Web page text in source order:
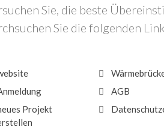
Sie, die beste
Sie die folgenden
Projekt
AGB